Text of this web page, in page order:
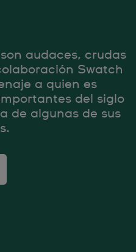
audaces, crudas
Swatch
a quien es
del siglo
de algunas de sus